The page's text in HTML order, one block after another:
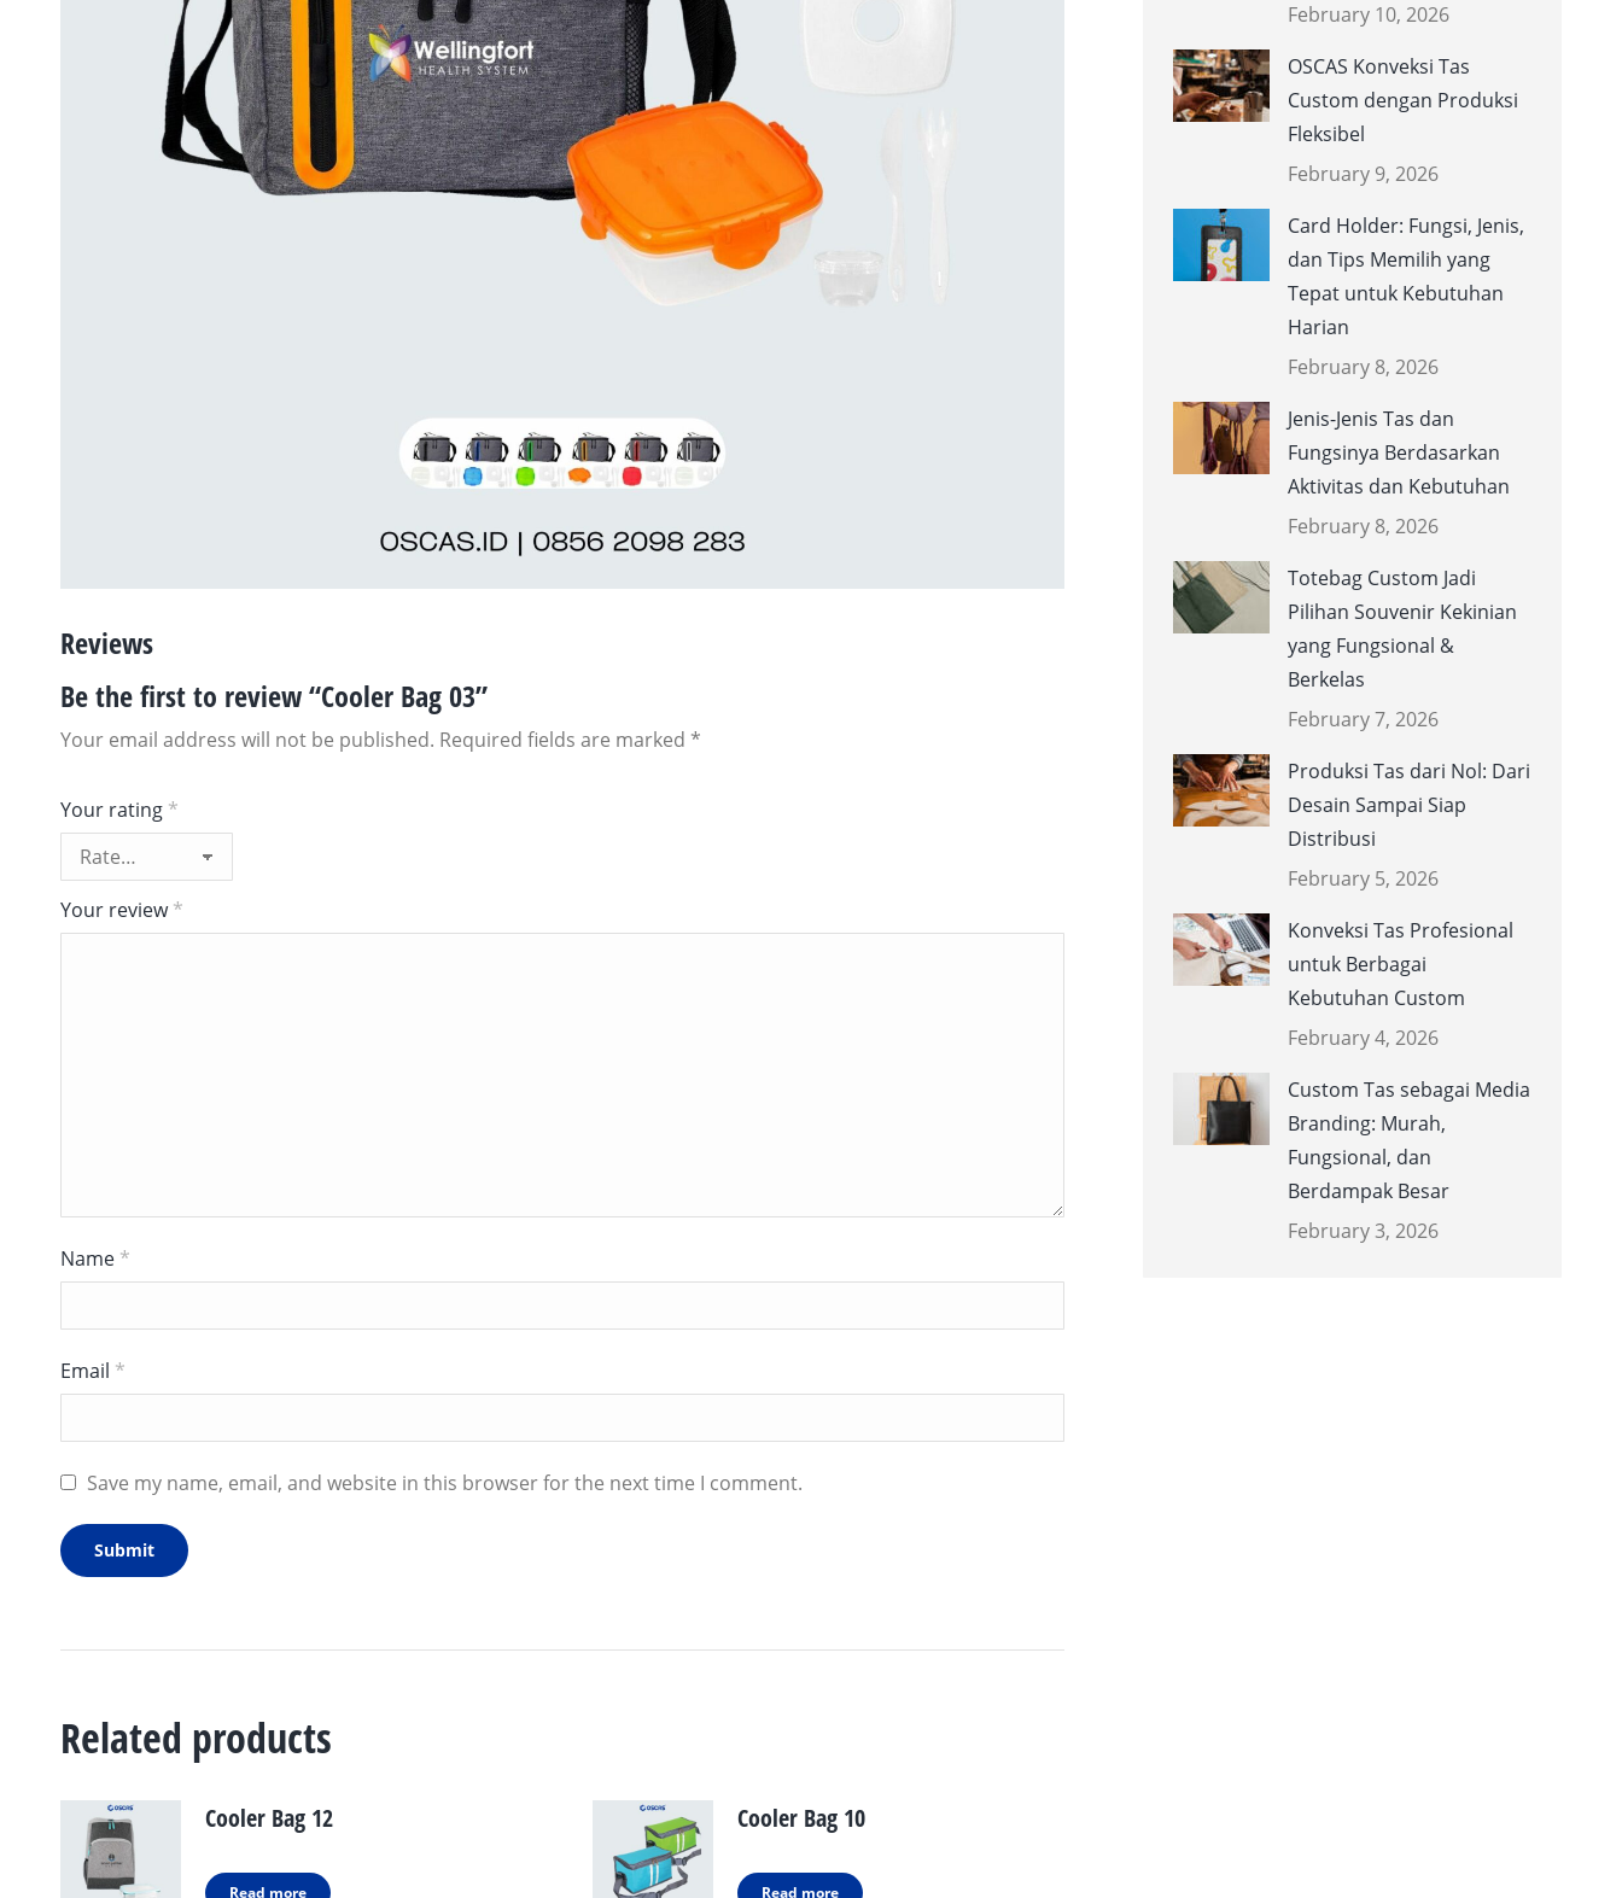
Reviews
Be the first to review “Cooler Bag 03”
Your email address will not be published. Required fields are marked *
Your rating *
Your review*
Name *
Email *
Save my name, email, and website in this browser for the next time I comment.
Related products
Cooler Bag 12
Read more
Cooler Bag 10
Read more
February 10, 2026
OSCAS Konveksi Tas
Custom dengan Produksi
Fleksibel
February 9, 2026
Card Holder: Fungsi, Jenis,
dan Tips Memilih yang
Tepat untuk Kebutuhan
Harian
February 8, 2026
Jenis-Jenis Tas dan
Fungsinya Berdasarkan
Aktivitas dan Kebutuhan
February 8, 2026
Totebag Custom Jadi
Pilihan Souvenir Kekinian
yang Fungsional &
Berkelas
February 7, 2026
Produksi Tas dari Nol: Dari
Desain Sampai Siap
Distribusi
February 5, 2026
Konveksi Tas Profesional
untuk Berbagai
Kebutuhan Custom
February 4, 2026
Custom Tas sebagai Media
Branding: Murah,
Fungsional, dan
Berdampak Besar
February 3, 2026